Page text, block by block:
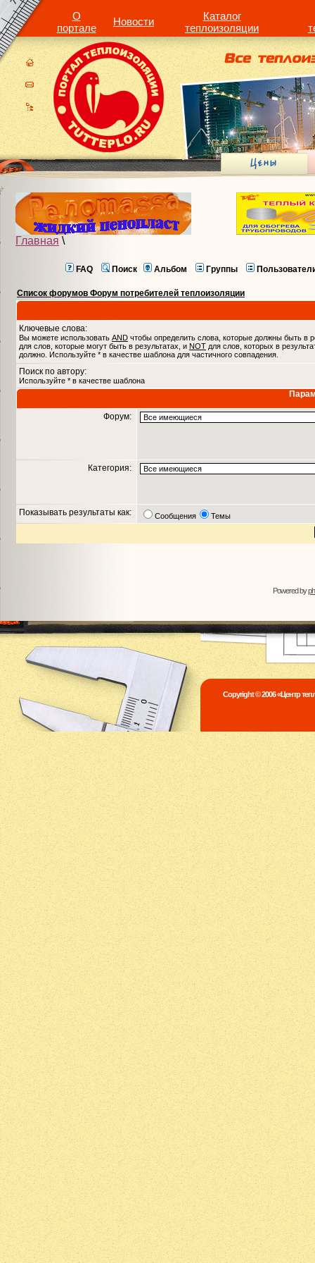
О
портале
Новости
Каталог
теплоизоляции
Главная \
FAQ Поиск Альбом Группы
Список форумов Форум потребителей теплоизоляции
Ключевые слова:
Вы можете использовать AND чтобы определить слова, которые должны быть в
для слов, которые могут быть в результатах, и NOT для слов, которых в
должно. Используйте * в качестве шаблона для частичного совпадения.
Поиск по автору:
Используйте * в качестве шаблона
Форум:
Категория:
Показывать результаты как: Сообщения Темы
Powered by
Copyright © 2006 «Центр